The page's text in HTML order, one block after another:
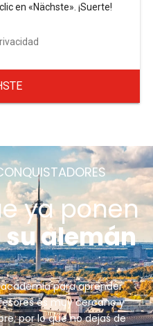
en «Nächste». ¡Suerte!
ya ponen
alemán
para aprender
es muy cercano y
por lo que no dejas de